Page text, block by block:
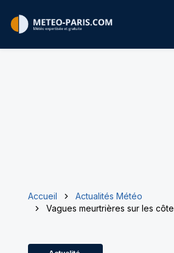
Accueil
Actualités Météo
Vagues meurtrières sur les